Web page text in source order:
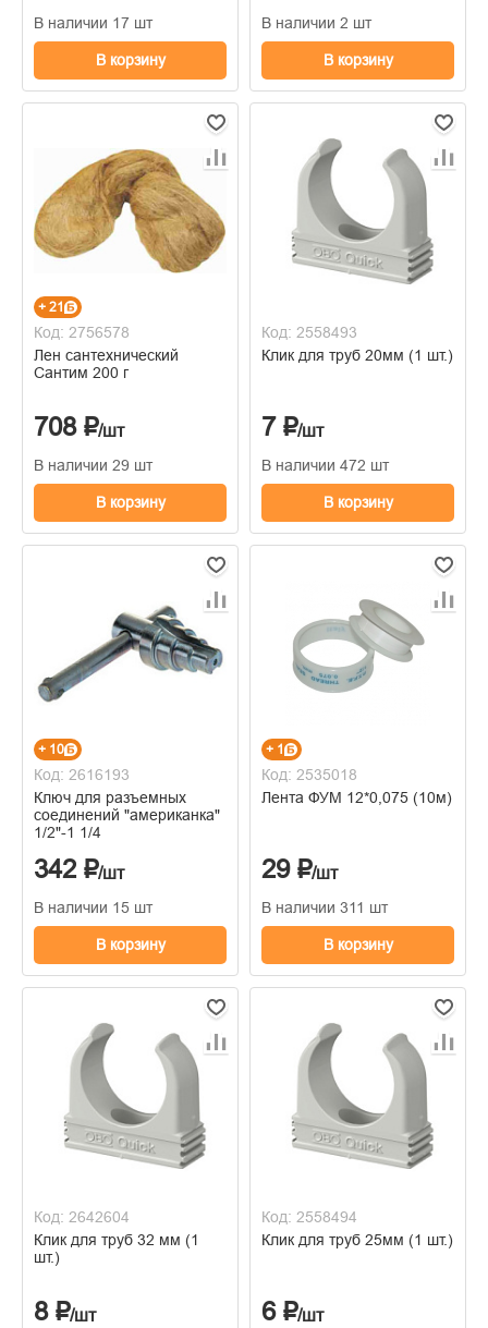
В наличии 17 шт
В корзину
В наличии 2 шт
В корзину
+ 21
Код: 2756578
Лен сантехнический
Сантим 200 г
708 ₽/шт
В наличии 29 шт
В корзину
Код: 2558493
Клик для труб 20мм (1 шт.)
7 ₽/шт
В наличии 472 шт
В корзину
+ 10
Код: 2616193
Ключ для разъемных
соединений "американка"
1/2"-1 1/4
342 ₽/шт
В наличии 15 шт
В корзину
+ 1
Код: 2535018
Лента ФУМ 12*0,075 (10м)
29 ₽/шт
В наличии 311 шт
В корзину
Код: 2642604
Клик для труб 32 мм (1
шт.)
8 ₽/шт
Код: 2558494
Клик для труб 25мм (1 шт.)
6 ₽/шт